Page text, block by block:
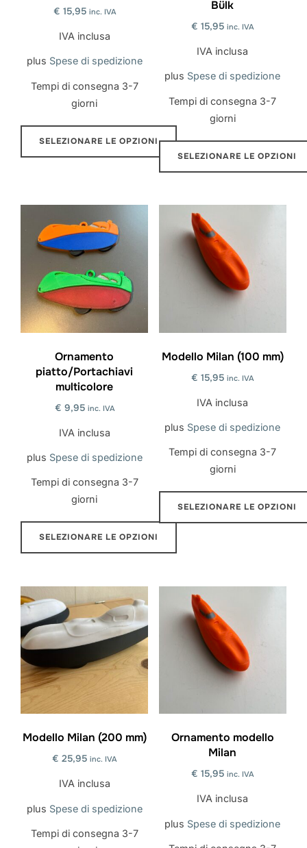
nella
del
prodotto
pagina
del
prodotto
€ 15,95 inc. IVA
IVA inclusa
plus Spese di spedizione
Tempi di consegna 3-7
giorni
SELEZIONARE LE OPZIONI
ha
più
varianti.
opzioni
possono
essere
nella
pagina
prodotto
Bülk
€ 15,95 inc. IVA
IVA inclusa
plus Spese di spedizione
Tempi di consegna 3-7
giorni
SELEZIONARE LE OPZIONI
più
varianti.
Le
opzioni
essere
scelte
nella
del
prodotto
Ornamento
piatto/Portachiavi
multicolore
€ 9,95 inc. IVA
IVA inclusa
plus Spese di spedizione
Tempi di consegna 3-7
giorni
SELEZIONARE LE OPZIONI
ha
più
varianti.
Le
possono
essere
scelte
nella
prodotto
Modello Milan (100 mm)
€ 15,95 inc. IVA
IVA inclusa
plus Spese di spedizione
Tempi di consegna 3-7
giorni
SELEZIONARE LE OPZIONI
più
Le
opzioni
possono
essere
pagina
Modello Milan (200 mm)
€ 25,95 inc. IVA
IVA inclusa
plus Spese di spedizione
Tempi di consegna 3-7
Ornamento modello
Milan
€ 15,95 inc. IVA
IVA inclusa
plus Spese di spedizione